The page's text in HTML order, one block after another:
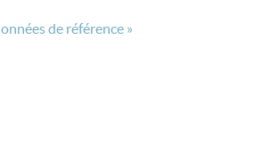
de référence »